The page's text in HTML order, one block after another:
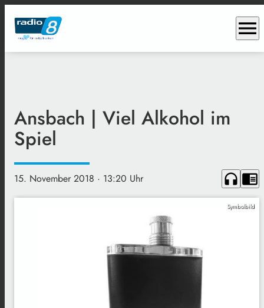
menu
Ansbach | Viel Alkohol im
Spiel
15. November 2018 · 13:20 Uhr headphones chrome_reader_mode
Symbolbild